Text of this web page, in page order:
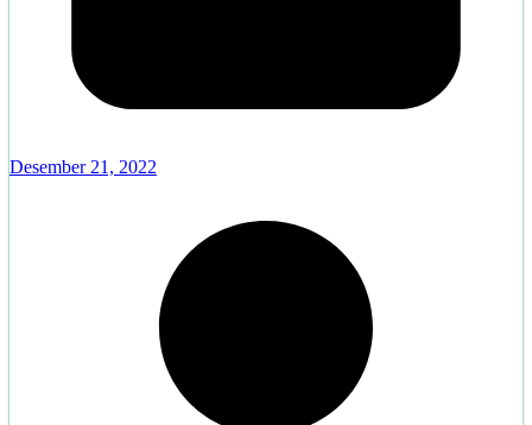
Desember 21, 2022